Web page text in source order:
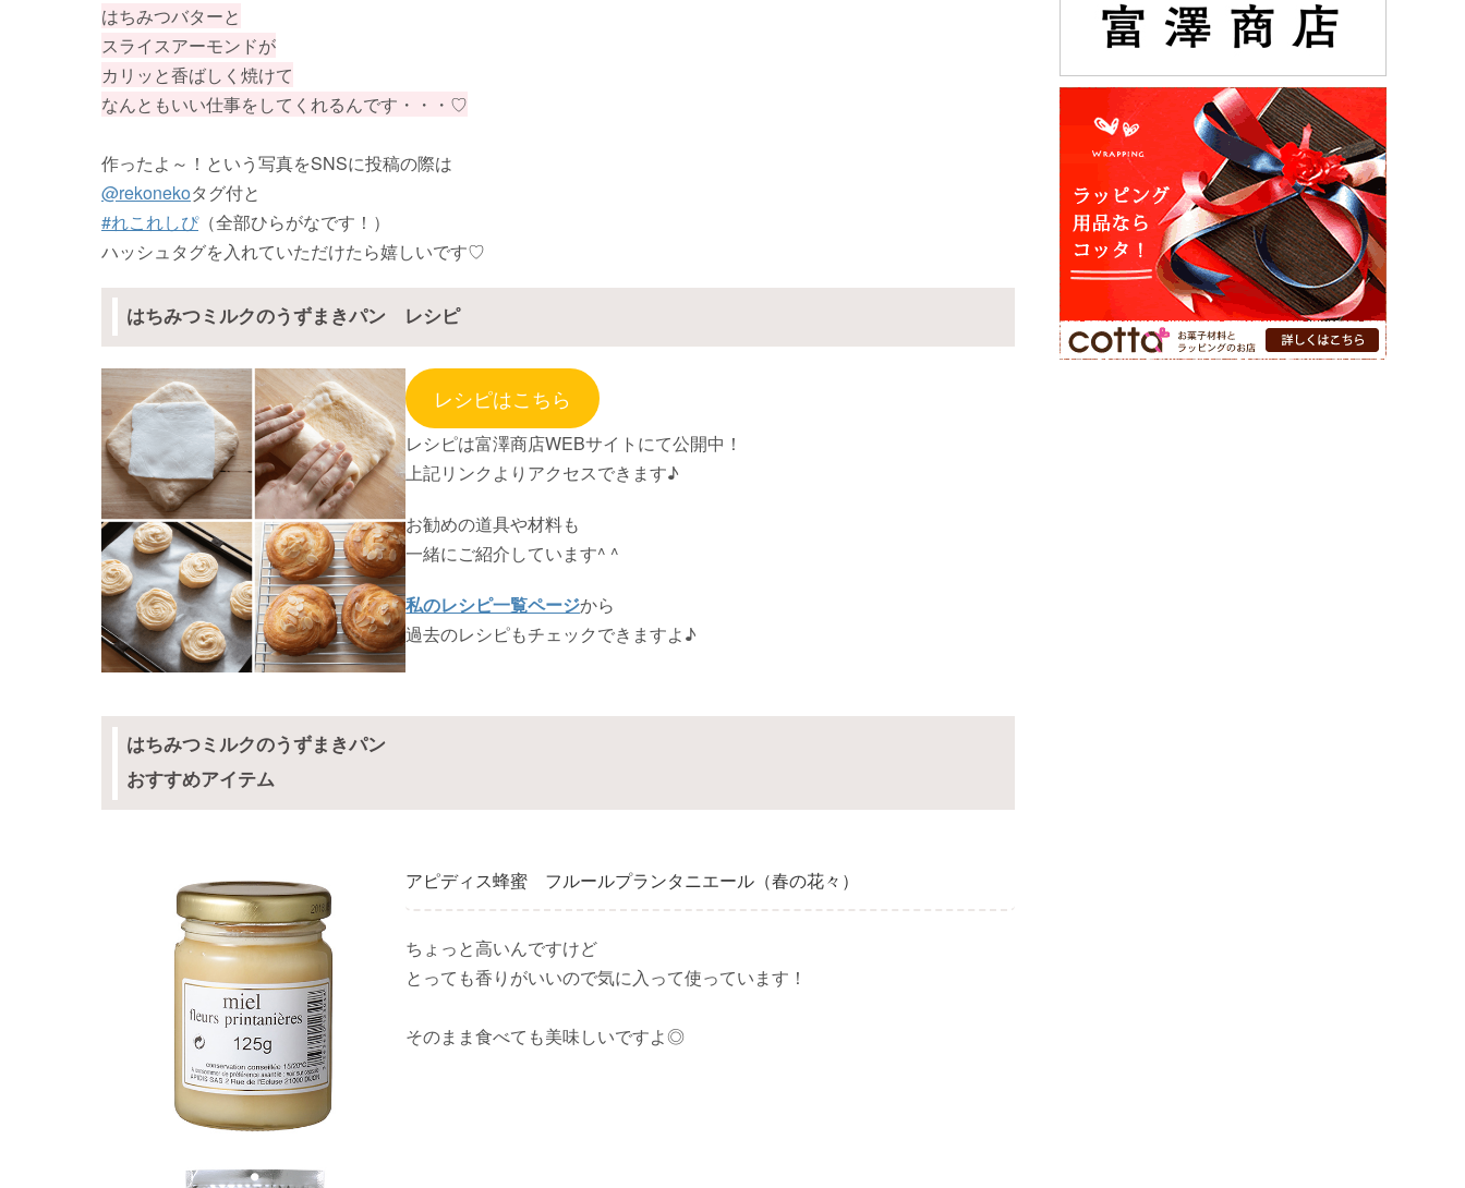
はちみつバターと
スライスアーモンドが
カリッと香ばしく焼けて
なんともいい仕事をしてくれるんです・・・♡
作ったよ～！という写真をSNSに投稿の際は
@rekonekoタグ付と
#れこれしぴ（全部ひらがなです！）
ハッシュタグを入れていただけたら嬉しいです♡
はちみつミルクのうずまきパン レシピ
レシピはこちら
レシピは富澤商店WEBサイトにて公開中！
上記リンクよりアクセスできます♪
お勧めの道具や材料も
一緒にご紹介しています^ ^
私のレシピ一覧ページから
過去のレシピもチェックできますよ♪
はちみつミルクのうずまきパン
おすすめアイテム
アピディス蜂蜜 フルールプランタニエール（春の花々）
ちょっと高いんですけど
とっても香りがいいので気に入って使っています！
そのまま食べても美味しいですよ◎